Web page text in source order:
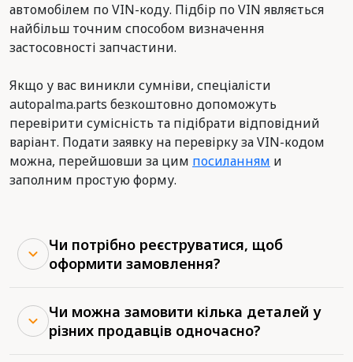
автомобілем по VIN-коду. Підбір по VIN являється
найбільш точним способом визначення
застосовності запчастини.
Якщо у вас виникли сумніви, спеціалісти
autopalma.parts безкоштовно допоможуть
перевірити сумісність та підібрати відповідний
варіант. Подати заявку на перевірку за VIN-кодом
можна, перейшовши за цим посиланням и
заполним простую форму.
Чи потрібно реєструватися, щоб
оформити замовлення?
Чи можна замовити кілька деталей у
різних продавців одночасно?